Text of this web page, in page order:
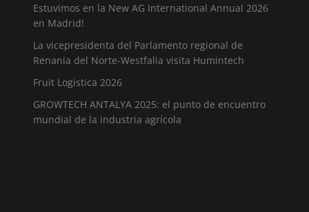
Estuvimos en la New AG International Annual 2026
en Madrid!
La vicepresidenta del Parlamento regional de
Renania del Norte-Westfalia visita Humintech
Fruit Logistica 2026
GROWTECH ANTALYA 2025: el punto de encuentro
mundial de la industria agrícola